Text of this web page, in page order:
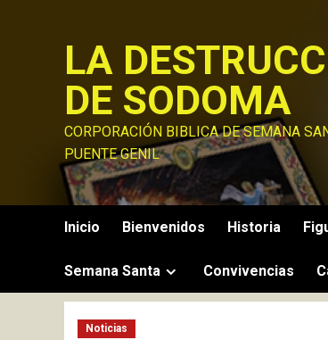
LA
DE SODOMA
CORPORACIÓN BIBLICA DE SEMANA
PUENTE GENIL
Inicio Bienvenidos Historia
Semana Santa Convivencias
Noticias